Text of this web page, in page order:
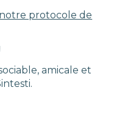
protocole de
amicale et